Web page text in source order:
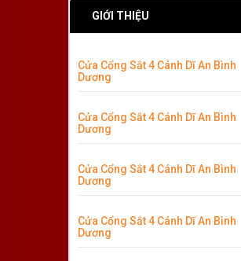
GIỚI THIỆU
Cửa Cổng Sắt 4 Cánh Dĩ An Bình
Dương
Cửa Cổng Sắt 4 Cánh Dĩ An Bình
Dương
Cửa Cổng Sắt 4 Cánh Dĩ An Bình
Dương
Cửa Cổng Sắt 4 Cánh Dĩ An Bình
Dương